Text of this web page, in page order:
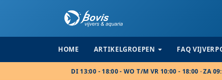
HOME ARTIKELGROEPEN FAQ
DI 13:00 - 18:00 - WO T/M VR 10:00 - 18:00 · ZA